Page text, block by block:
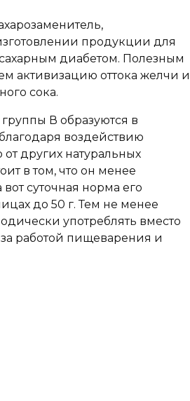
продукции для
диабетом. Полезным
активизацию оттока желчи и
сока.
В образуются в
воздействию
других натуральных
в том, что он менее
суточная норма его
до 50 г. Тем не менее
употреблять вместо
работой пищеварения и